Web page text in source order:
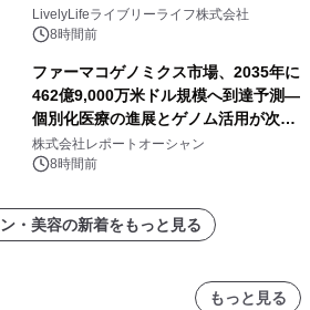
ー付きでスマホからパソコンまで幅広
く活用可能
LivelyLifeライブリーライフ株式会社
8時間前
ファーマコゲノミクス市場、2035年に
462億9,000万米ドル規模へ到達予測―
個別化医療の進展とゲノム活用が次世
代ヘルスケア投資を加速
株式会社レポートオーシャン
8時間前
・美容の新着をもっと見る
もっと見る